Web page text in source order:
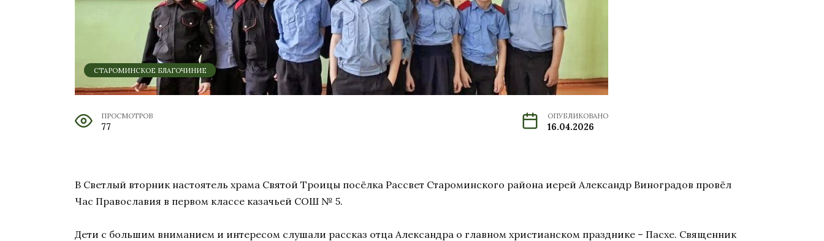
СТАРОМИНСКОЕ БЛАГОЧИНИЕ
ПРОСМОТРОВ
77
ОПУБЛИКОВАНО
16.04.2026
В Светлый вторник настоятель храма Святой Троицы посёлка Рассвет Староминского района иерей Александр Виноградов провёл
Час Православия в первом классе казачьей СОШ № 5.
Дети с большим вниманием и интересом слушали рассказ отца Александра о главном христианском празднике – Пасхе. Священник